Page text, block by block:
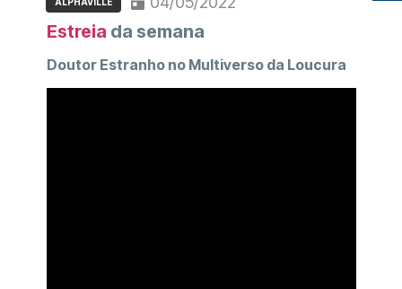
Estreia da semana
Doutor Estranho no Multiverso da Loucura